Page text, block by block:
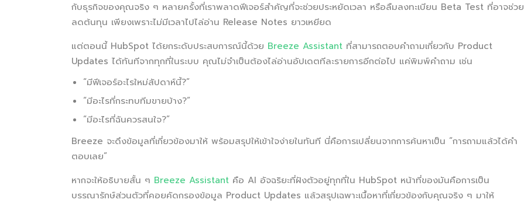
กับธุรกิจของคุณจริง ๆ หลายครั้งที่เราพลาดฟีเจอร์สำคัญที่จะช่วยประหยัดเวลา หรือลืมลงทะเบียน Beta Test ที่อาจช่วย
ลดต้นทุน เพียงเพราะไม่มีเวลาไปไล่อ่าน Release Notes ยาวเหยียด
แต่ตอนนี้ HubSpot ได้ยกระดับประสบการณ์นี้ด้วย Breeze Assistant ที่สามารถตอบคำถามเกี่ยวกับ Product
Updates ได้ทันทีจากทุกที่ในระบบ คุณไม่จำเป็นต้องไล่อ่านอัปเดตทีละรายการอีกต่อไป แค่พิมพ์คำถาม เช่น
“มีฟีเจอร์อะไรใหม่สัปดาห์นี้?”
“มีอะไรที่กระทบทีมขายบ้าง?”
“มีอะไรที่ฉันควรสนใจ?”
Breeze จะดึงข้อมูลที่เกี่ยวข้องมาให้ พร้อมสรุปให้เข้าใจง่ายในทันที นี่คือการเปลี่ยนจากการค้นหาเป็น “การถามแล้วได้คำ
ตอบเลย”
หากจะให้อธิบายสั้น ๆ Breeze Assistant คือ AI อัจฉริยะที่ฝังตัวอยู่ทุกที่ใน HubSpot หน้าที่ของมันคือการเป็น
บรรณารักษ์ส่วนตัวที่คอยคัดกรองข้อมูล Product Updates แล้วสรุปเฉพาะเนื้อหาที่เกี่ยวข้องกับคุณจริง ๆ มาให้